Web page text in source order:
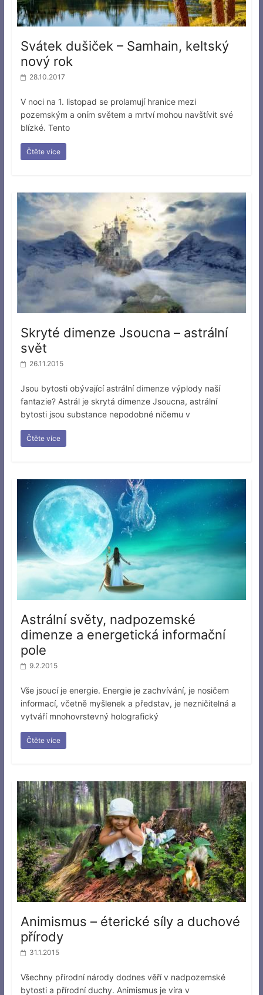
Svátek dušiček – Samhain, keltský
nový rok
28.10.2017
V noci na 1. listopad se prolamují hranice mezi
pozemským a oním světem a mrtví mohou navštívit své
blízké. Tento
Čtěte více
Skryté dimenze Jsoucna – astrální
svět
26.11.2015
Jsou bytosti obývající astrální dimenze výplody naší
fantazie? Astrál je skrytá dimenze Jsoucna, astrální
bytosti jsou substance nepodobné ničemu v
Čtěte více
Astrální světy, nadpozemské
dimenze a energetická informační
pole
9.2.2015
Vše jsoucí je energie. Energie je zachvívání, je nosičem
informací, včetně myšlenek a představ, je nezničitelná a
vytváří mnohovrstevný holografický
Čtěte více
Animismus – éterické síly a duchové
přírody
31.1.2015
Všechny přírodní národy dodnes věří v nadpozemské
bytosti a přírodní duchy. Animismus je víra v